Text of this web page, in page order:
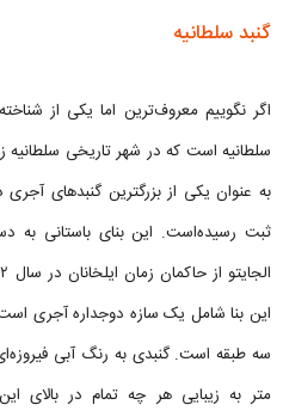
گنبد سلطانیه
اگر نگوییم معروف‌ترین اما یکی از
سلطانیه است که در شهر تاریخی سلطانیه
به عنوان یکی از بزرگترین گنبدهای
ثبت رسیده‌است. این بنای باستانی به
این بنا شامل یک سازه دوجداره آجری
متر به زیبایی هر چه تمام در بالای